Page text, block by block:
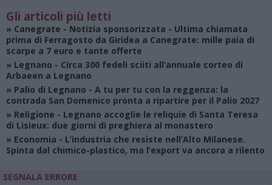
Gli articoli più letti
» Canegrate - Notizia sponsorizzata - Ultima chiamata
prima di Ferragosto da Giridea a Canegrate: mille paia di
scarpe a 7 euro e tante offerte
» Legnano - Circa 300 fedeli sciiti all’annuale corteo di
Arbaeen a Legnano
» Palio di Legnano - A tu per tu con la reggenza: la
contrada San Domenico pronta a ripartire per il Palio 2027
» Religione - Legnano accoglie le reliquie di Santa Teresa
di Lisieux: due giorni di preghiera al monastero
» Economia - L’industria che resiste nell’Alto Milanese.
Spinta dal chimico-plastico, ma l’export va ancora a rilento
SEGNALA ERRORE